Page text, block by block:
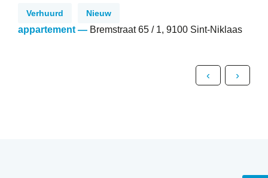
appartement — Bremstraat 65 / 1, 9100 Sint-Niklaas
Verhuurd Nieuw
‹ ›